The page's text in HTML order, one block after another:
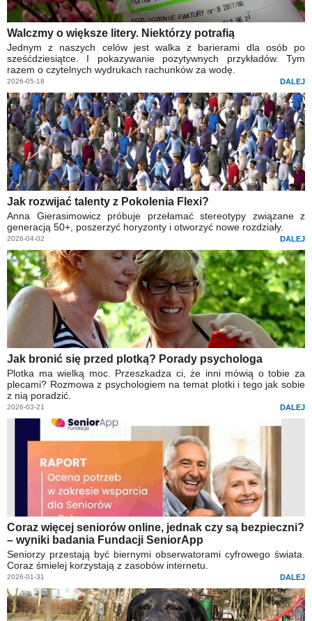
Walczmy o większe litery. Niektórzy potrafią
Jednym z naszych celów jest walka z barierami dla osób po
sześćdziesiątce. I pokazywanie pozytywnych przykładów. Tym
razem o czytelnych wydrukach rachunków za wodę.
2026-05-18 DALEJ
Jak rozwijać talenty z Pokolenia Flexi?
Anna Gierasimowicz próbuje przełamać stereotypy związane z
generacją 50+, poszerzyć horyzonty i otworzyć nowe rozdziały.
2026-04-02 DALEJ
Jak bronić się przed plotką? Porady psychologa
Plotka ma wielką moc. Przeszkadza ci, że inni mówią o tobie za
plecami? Rozmowa z psychologiem na temat plotki i tego jak sobie
z nią poradzić.
2026-03-21 DALEJ
Coraz więcej seniorów online, jednak czy są bezpieczni?
– wyniki badania Fundacji SeniorApp
Seniorzy przestają być biernymi obserwatorami cyfrowego świata.
Coraz śmielej korzystają z zasobów internetu.
2026-01-31 DALEJ